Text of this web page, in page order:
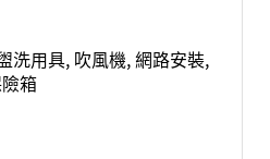
洗用具, 吹風機, 網路安裝,
箱